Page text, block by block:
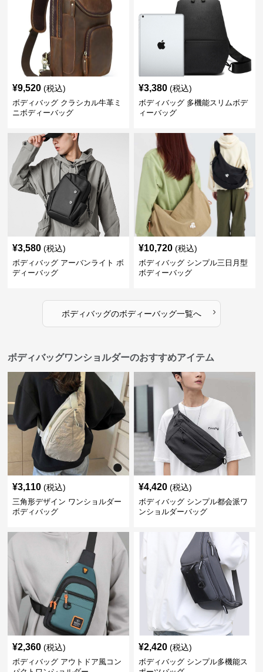
¥9,520 (税込)
ボディバッグ クラシカル牛革ミ
ニボディーバッグ
¥3,380 (税込)
ボディバッグ 多機能スリムボデ
ィーバッグ
¥3,580 (税込)
ボディバッグ アーバンライト ボ
ディーバッグ
¥10,720 (税込)
ボディバッグ シンプル三日月型
ボディーバッグ
ボディバッグのボディーバッグ一覧へ ›
ボディバッグワンショルダーのおすすめアイテム
¥3,110 (税込)
三角形デザイン ワンショルダー
ボディバッグ
¥4,420 (税込)
ボディバッグ シンプル都会派ワ
ンショルダーバッグ
¥2,360 (税込)
ボディバッグ アウトドア風コン
¥2,420 (税込)
ボディバッグ シンプル多機能ス